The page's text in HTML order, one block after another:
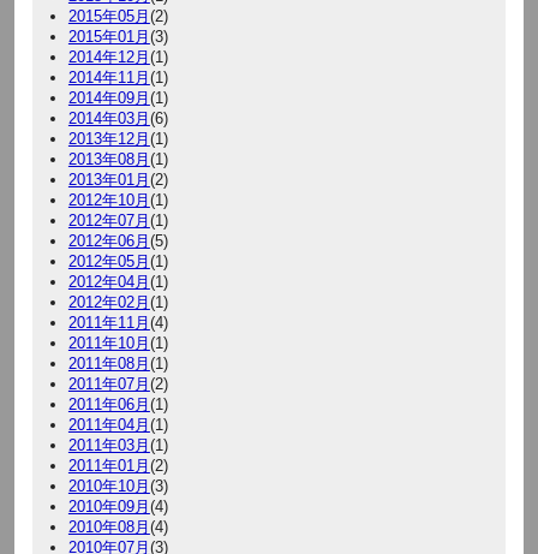
2015年05月(2)
2015年01月(3)
2014年12月(1)
2014年11月(1)
2014年09月(1)
2014年03月(6)
2013年12月(1)
2013年08月(1)
2013年01月(2)
2012年10月(1)
2012年07月(1)
2012年06月(5)
2012年05月(1)
2012年04月(1)
2012年02月(1)
2011年11月(4)
2011年10月(1)
2011年08月(1)
2011年07月(2)
2011年06月(1)
2011年04月(1)
2011年03月(1)
2011年01月(2)
2010年10月(3)
2010年09月(4)
2010年08月(4)
2010年07月(3)